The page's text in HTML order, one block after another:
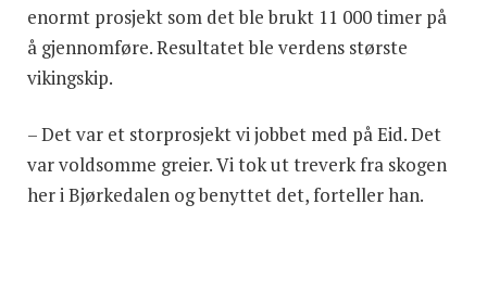
enormt prosjekt som det ble brukt 11 000 timer på
å gjennomføre. Resultatet ble verdens største
vikingskip.
– Det var et storprosjekt vi jobbet med på Eid. Det
var voldsomme greier. Vi tok ut treverk fra skogen
her i Bjørkedalen og benyttet det, forteller han.